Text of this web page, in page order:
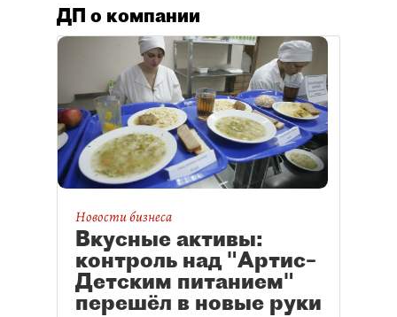
ДП о компании
Новости бизнеса
Вкусные активы:
контроль над "Артис–
Детским питанием"
перешёл в новые руки